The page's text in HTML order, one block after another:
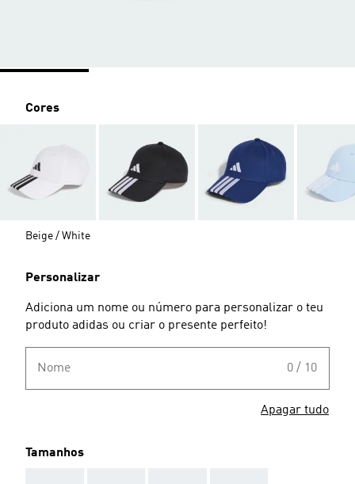
Cores
Beige / White
Personalizar
Adiciona um nome ou número para personalizar o teu
produto adidas ou criar o presente perfeito!
Nome 0 / 10
Apagar tudo
Tamanhos